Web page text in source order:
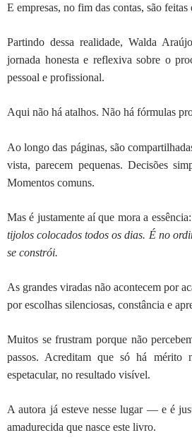
E empresas, no fim das contas, são feitas
Partindo dessa realidade, Walda
jornada honesta e reflexiva sobre o
pessoal e profissional.
Aqui não há atalhos. Não há fórmulas
Ao longo das páginas, são
vista, parecem pequenas. Decisões
Momentos comuns.
Mas é justamente aí que mora a essência:
tijolos colocados todos os dias. É no
se constrói.
As grandes viradas não acontecem por
por escolhas silenciosas, constância e
Muitos se frustram porque não
passos. Acreditam que só há mérito
espetacular, no resultado visível.
A autora já esteve nesse lugar — e é
amadurecida que nasce este livro.